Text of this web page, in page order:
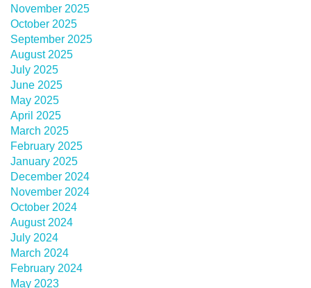
November 2025
October 2025
September 2025
August 2025
July 2025
June 2025
May 2025
April 2025
March 2025
February 2025
January 2025
December 2024
November 2024
October 2024
August 2024
July 2024
March 2024
February 2024
May 2023